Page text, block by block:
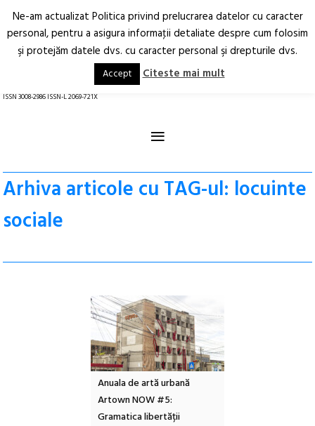
Arhitectură.
Oraș.
RO EN
ISSN 3008-2986 ISSN-L 2069-721X
≡
Arhiva articole cu TAG-ul: locuinte
sociale
Anuala de artă urbană
Artown NOW #5:
Gramatica libertății
Ne-am actualizat Politica privind prelucrarea datelor cu caracter
personal, pentru a asigura informaţii detaliate despre cum folosim
şi protejăm datele dvs. cu caracter personal şi drepturile dvs.
Accept Citeste mai mult